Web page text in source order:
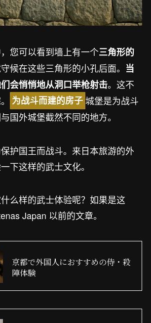
您可以看到墙上有一个三角形的
候在这些三角形的小孔后面。 当
会悄悄地从洞口举枪射击。这不
为战斗而建的房子城堡是为战斗
国外城堡截然不同的地方。
护国王而战斗。来日本旅游的外
下这样的武士文化。
么样的武士体验呢？如果是这
Japan 以前的文章。
京都で外国人におすすめの侍・殺
陣体験